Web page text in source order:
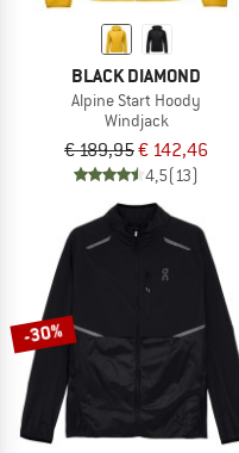
BLACK DIAMOND
Alpine Start Hoody
Windjack
€ 189,95€ 142,46
4,5(13)
-30%